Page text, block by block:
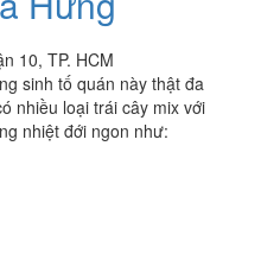
10, TP. HCM
sinh tố quán này thật đa
nhiều loại trái cây mix với
nhiệt đới ngon như: